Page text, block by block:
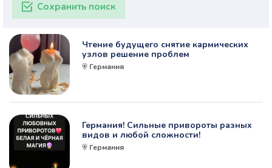
Сохранить поиск
Чтение будущего снятие кармических
узлов решение проблем
Германия
Германия! Сильные привороты разных
видов и любой сложности!
Германия